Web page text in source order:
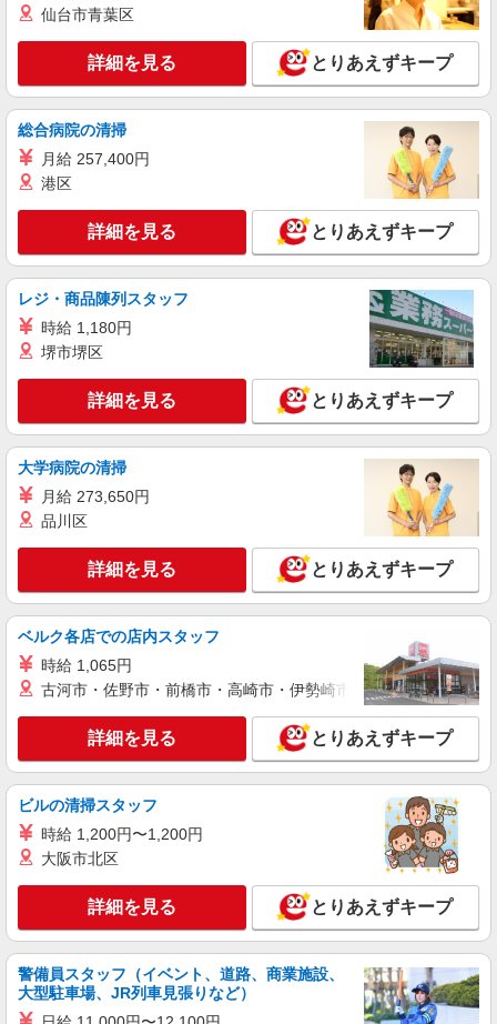
キープ 詳細を見る
パート
東洋テックビルサービス株式会社 クリーンサービス部
大阪府大阪市北区中之島4-3-51
キープ 詳細を見る
業務委託
株式会社太陽ビルマネージメント
（報酬）月額76,800円＋交通費相当額全額
大阪府大阪市北区万歳町周辺
キープ 詳細を見る
パート
協和建物管理株式会社
テナントビルの清掃スタッフ
時給1200円
大阪市北区堂島3丁目1-21
キープ 詳細を見る
パート
東洋テックビルサービス株式会社 クリーンサービス部
オフィスビルの清掃
大阪府大阪市北区天満橋1丁目
キープ 詳細を見る
アルバイト パート
株式会社美交工業
天神橋筋六丁目付近の駅清掃スタッフ
仙台市青葉区
詳細を見る とりあえずキープ
総合病院の清掃
月給 257,400円
港区
詳細を見る とりあえずキープ
レジ・商品陳列スタッフ
時給 1,180円
堺市堺区
詳細を見る とりあえずキープ
大学病院の清掃
月給 273,650円
品川区
詳細を見る とりあえずキープ
ベルク各店での店内スタッフ
時給 1,065円
古河市・佐野市・前橋市・高崎市・伊勢崎市・太田市・館林市
詳細を見る とりあえずキープ
ビルの清掃スタッフ
時給 1,200円〜1,200円
大阪市北区
詳細を見る とりあえずキープ
警備員スタッフ（イベント、道路、商業施設、
大型駐車場、JR列車見張りなど）